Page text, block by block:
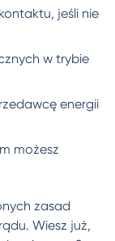
jeśli nie
w trybie
energii
możesz
zasad
Wiesz już,